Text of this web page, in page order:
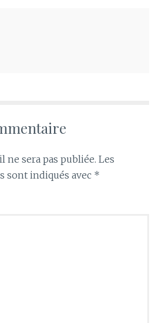
ne sera pas publiée. Les
sont indiqués avec *